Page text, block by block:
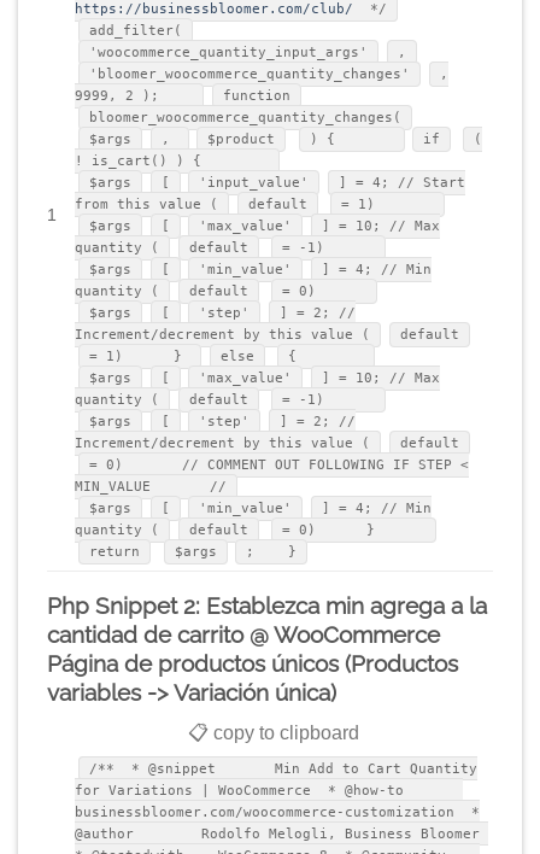
1
https://businessbloomer.com/club/
*/
add_filter(
'woocommerce_quantity_input_args'
,
'bloomer_woocommerce_quantity_changes'
,
9999, 2 );
function
bloomer_woocommerce_quantity_changes(
$args
, $product ) { if
(
! is_cart() ) {
$args
'input_value'
] = 4; // Start
from this value (
default
= 1)
$args
'max_value'
] = 10; // Max
quantity (
default
= -1)
$args
'min_value'
] = 4; // Min
quantity (
default
= 0)
$args
'step'
] = 2; //
Increment/decrement by this value (
default
= 1) }
else
{
$args
'max_value'
] = 10; // Max
quantity (
default
= -1)
$args
'step'
] = 2; //
Increment/decrement by this value (
default
= 0) // COMMENT OUT FOLLOWING IF STEP <
MIN_VALUE //
$args
'min_value'
] = 4; // Min
quantity (
default
= 0) }
return
$args ; }
Php Snippet 2: Establezca min agrega a la
cantidad de carrito @ WooCommerce
Página de productos únicos (Productos
variables -> Variación única)
📋 copy to clipboard
/** * @snippet Min Add to Cart Quantity
for Variations | WooCommerce * @how-to
businessbloomer.com/woocommerce-customization *
@author Rodolfo Melogli, Business Bloomer